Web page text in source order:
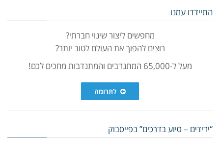
התיידדו עמנו
מחפשים ליצור שינוי חברתי?
רוצים להפוך את העולם לטוב יותר?
מעל ל-65,000 המתנדבים והמתנדבות מחכים לכם!
לתרומה
“ידידים – סיוע בדרכים” בפייסבוק